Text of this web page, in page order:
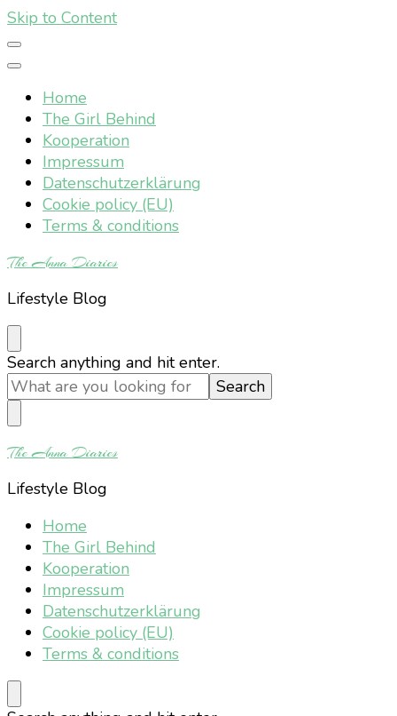
Skip to Content
Home
The Girl Behind
Kooperation
Impressum
Datenschutzerklärung
Cookie policy (EU)
Terms & conditions
The Anna Diaries
Lifestyle Blog
Looking
for
Something?
Search anything and hit enter.
The Anna Diaries
Lifestyle Blog
Home
The Girl Behind
Kooperation
Impressum
Datenschutzerklärung
Cookie policy (EU)
Terms & conditions